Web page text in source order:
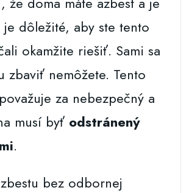
dôležité, aby ste tento
okamžite riešiť. Sami sa
zbaviť nemôžete. Tento
za nebezpečný a
musí byť odstránený
.
bez odbornej